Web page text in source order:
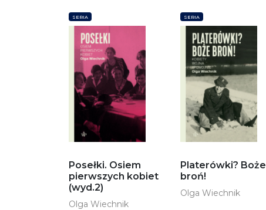
SERIA
Posełki. Osiem
pierwszych kobiet
(wyd.2)
Olga Wiechnik
SERIA
Platerówki? Boże
broń!
Olga Wiechnik